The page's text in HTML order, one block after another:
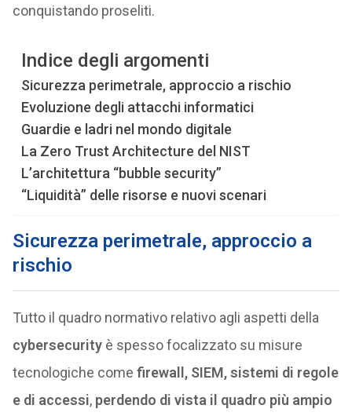
conquistando proseliti.
Indice degli argomenti
Sicurezza perimetrale, approccio a rischio
Evoluzione degli attacchi informatici
Guardie e ladri nel mondo digitale
La Zero Trust Architecture del NIST
L’architettura “bubble security”
“Liquidità” delle risorse e nuovi scenari
Sicurezza perimetrale, approccio a
rischio
Tutto il quadro normativo relativo agli aspetti della
cybersecurityè spesso focalizzato su misure
tecnologiche come firewall, SIEM, sistemi di regole
e di accessi, perdendo di vista il quadro più ampio